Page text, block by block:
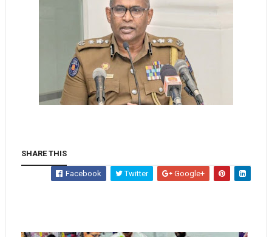
SHARE THIS
Facebook Twitter Google+